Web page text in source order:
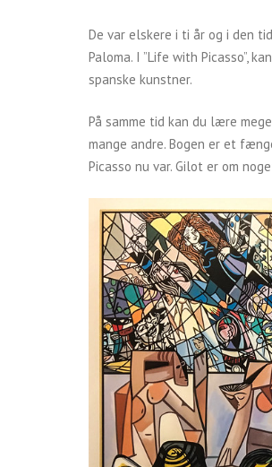
De var elskere i ti år og i den
Paloma. I ”Life with Picasso”,
spanske kunstner.
På samme tid kan du lære
mange andre. Bogen er et
Picasso nu var. Gilot er om